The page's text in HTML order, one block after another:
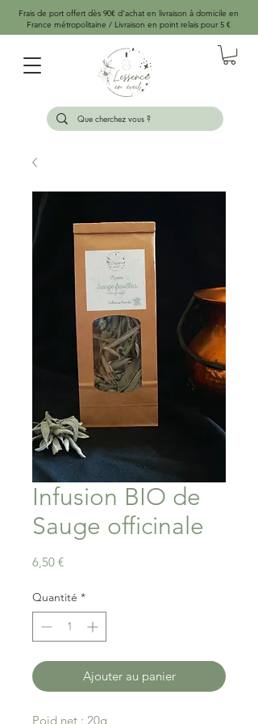
Frais de port offert dès 90€ d'achat en livraison à domicile en
France métropolitaine / Livraison en point relais pour 5 €
Infusion BIO de
Sauge officinale
6,50 €Prix
Quantité *
Ajouter au panier
Poid net : 20g